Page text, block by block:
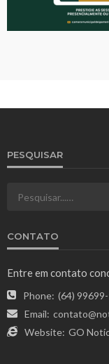
PESQUISAR
CONTATO
Entre em contato
Phone: (64)
Email:
Website: GO